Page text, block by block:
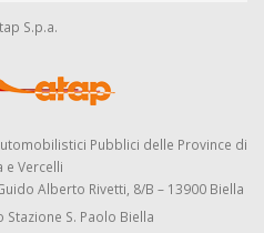
S.p.a.
Pubblici delle Province di
e Vercelli
Alberto Rivetti, 8/B – 13900 Biella
Stazione S. Paolo Biella